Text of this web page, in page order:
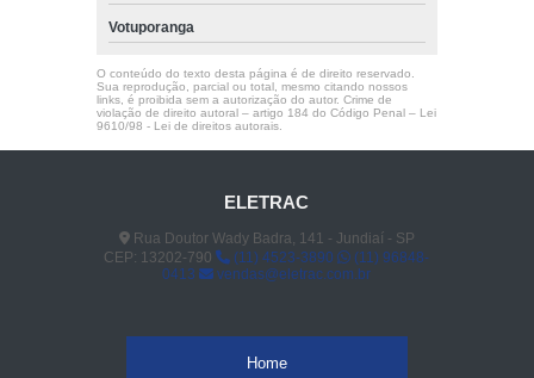
Votuporanga
O conteúdo do texto desta página é de direito reservado.
Sua reprodução, parcial ou total, mesmo citando nossos
links, é proibida sem a autorização do autor. Crime de
violação de direito autoral – artigo 184 do Código Penal – Lei
9610/98 - Lei de direitos autorais.
ELETRAC
Rua Doutor Wady Badra, 141 - Jundiaí - SP
CEP: 13202-790
(11) 4523-3890
(11) 96848-
0413
vendas@eletrac.com.br
Home